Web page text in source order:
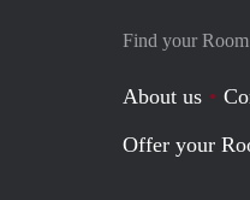
Find your
About us
Offer your